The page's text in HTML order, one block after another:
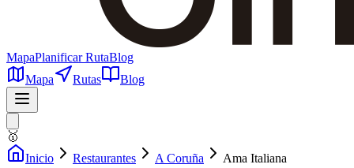
MapaPlanificar RutaBlog
Mapa
Rutas Blog
🥇
Inicio
Restaurantes A Coruña
Ama Italiana